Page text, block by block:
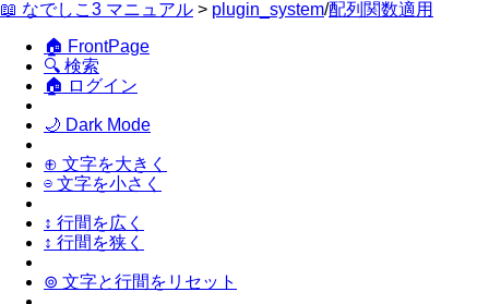
📖 なでしこ3 マニュアル > plugin_system/配列関数適用
🏠 FrontPage
🔍 検索
🏠 ログイン
🌙 Dark Mode
⊕ 文字を大きく
⊖ 文字を小さく
↕ 行間を広く
↕ 行間を狭く
⊚ 文字と行間をリセット